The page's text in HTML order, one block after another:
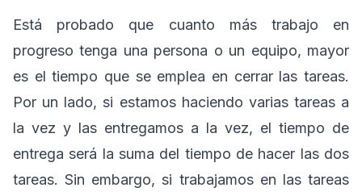
Está probado que cuanto más trabajo en
progreso tenga una persona o un equipo, mayor
es el tiempo que se emplea en cerrar las tareas.
Por un lado, si estamos haciendo varias tareas a
la vez y las entregamos a la vez, el tiempo de
entrega será la suma del tiempo de hacer las dos
tareas. Sin embargo, si trabajamos en las tareas